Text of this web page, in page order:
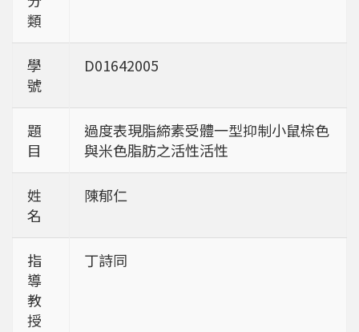
類
學
號
D01642005
題
目
過度表現脂締素受體一型抑制小鼠棕色
與米色脂肪之活性活性
姓
名
陳郁仁
指
導
教
授
丁詩同